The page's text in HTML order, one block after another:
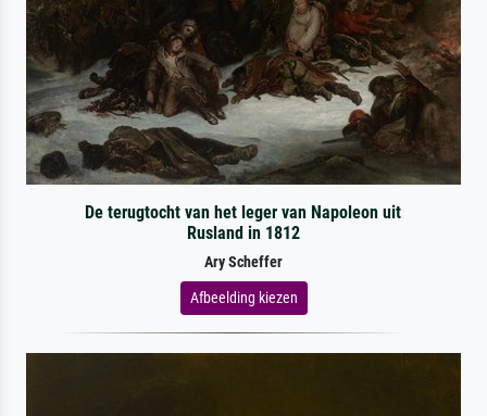
De terugtocht van het leger van Napoleon uit
Rusland in 1812
Ary Scheffer
Afbeelding kiezen